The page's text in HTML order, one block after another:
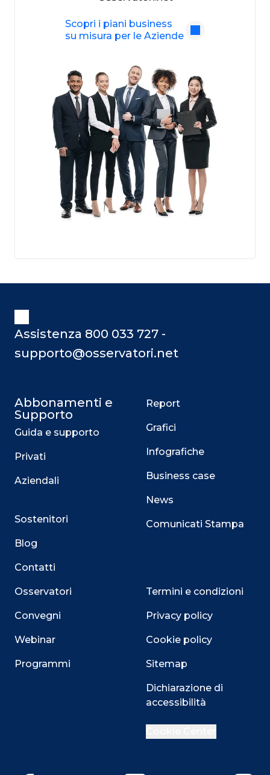
Scopri i piani business
su misura per le Aziende
Assistenza 800 033 727 -
supporto@osservatori.net
Abbonamenti e
Supporto
Guida e supporto
Privati
Aziendali
Sostenitori
Blog
Contatti
Osservatori
Convegni
Webinar
Programmi
Report
Grafici
Infografiche
Business case
News
Comunicati Stampa
Termini e condizioni
Privacy policy
Cookie policy
Sitemap
Dichiarazione di
accessibilità
Questo sito utilizza i cookie